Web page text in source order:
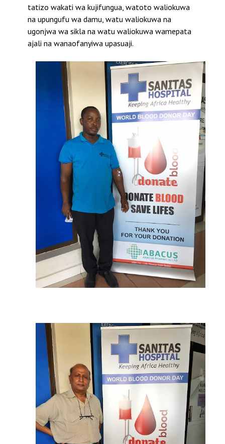
tatizo wakati wa kujifungua, watoto waliokuwa
na upungufu wa damu, watu waliokuwa na
ugonjwa wa sikla na watu waliokuwa wamepata
ajali na wanaofanyiwa upasuaji.